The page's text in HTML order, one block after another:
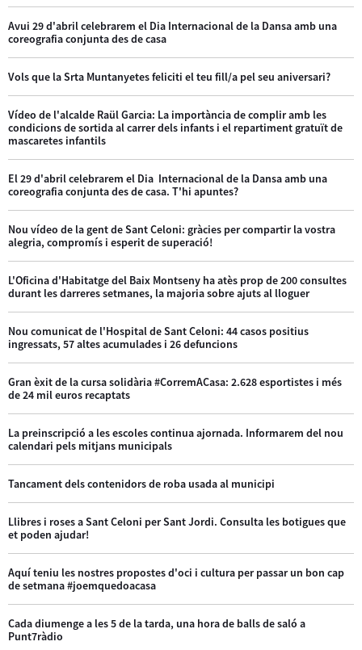
Avui 29 d'abril celebrarem el Dia Internacional de la Dansa amb una
coreografia conjunta des de casa
Vols que la Srta Muntanyetes feliciti el teu fill/a pel seu aniversari?
Vídeo de l'alcalde Raül Garcia: La importància de complir amb les
condicions de sortida al carrer dels infants i el repartiment gratuït de
mascaretes infantils
El 29 d'abril celebrarem el Dia Internacional de la Dansa amb una
coreografia conjunta des de casa. T'hi apuntes?
Nou vídeo de la gent de Sant Celoni: gràcies per compartir la vostra
alegria, compromís i esperit de superació!
L'Oficina d'Habitatge del Baix Montseny ha atès prop de 200 consultes
durant les darreres setmanes, la majoria sobre ajuts al lloguer
Nou comunicat de l'Hospital de Sant Celoni: 44 casos positius
ingressats, 57 altes acumulades i 26 defuncions
Gran èxit de la cursa solidària #CorremACasa: 2.628 esportistes i més
de 24 mil euros recaptats
La preinscripció a les escoles continua ajornada. Informarem del nou
calendari pels mitjans municipals
Tancament dels contenidors de roba usada al municipi
Llibres i roses a Sant Celoni per Sant Jordi. Consulta les botigues que
et poden ajudar!
Aquí teniu les nostres propostes d'oci i cultura per passar un bon cap
de setmana #joemquedoacasa
Cada diumenge a les 5 de la tarda, una hora de balls de saló a
Punt7ràdio